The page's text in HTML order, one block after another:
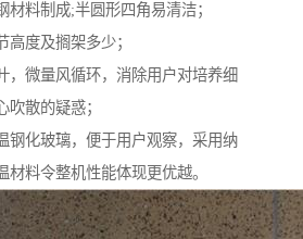
材料制成;半圆形四角易清洁；
高度及搁架多少；
，微量风循环，消除用户对培养细
散的疑惑；
钢化玻璃，便于用户观察，采用纳
材料令整机性能体现更优越。